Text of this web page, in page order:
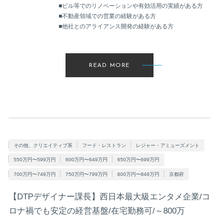
■ビル等でのリノベーションや有効活用の実績がある方
■不動産領域での営業の経験がある方
■他社とのアライアンス開発の経験がある方
READ MORE
その他、クリエイティブ系 フード・レストラン レジャー・アミューズメント
550万円〜599万円 600万円〜649万円 650万円〜699万円
700万円〜749万円 750万円〜799万円 800万円〜849万円 京都府
【DTPデザイナー課長】西日本最大級エンタメ企業/コ
ロナ禍でも安定の経営基盤/在宅勤務可/～800万